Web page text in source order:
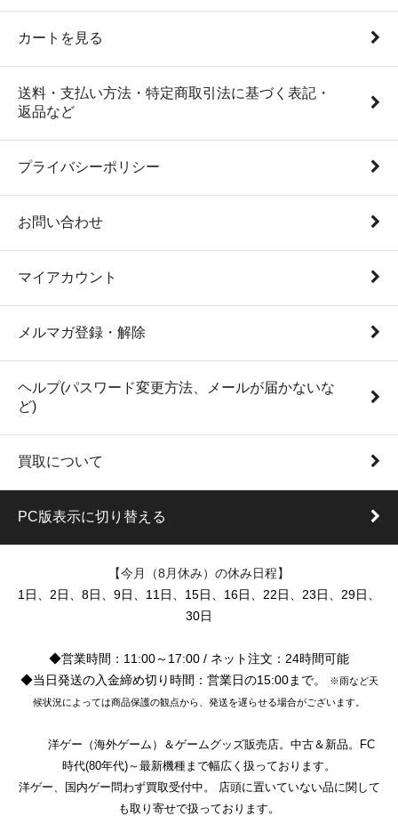
カートを見る
送料・支払い方法・特定商取引法に基づく表記・
返品など
プライバシーポリシー
お問い合わせ
マイアカウント
メルマガ登録・解除
ヘルプ(パスワード変更方法、メールが届かないな
ど)
買取について
PC版表示に切り替える
【今月（8月休み）の休み日程】
1日、2日、8日、9日、11日、15日、16日、22日、23日、29日、
30日
◆営業時間：11:00～17:00 / ネット注文：24時間可能
◆当日発送の入金締め切り時間：営業日の15:00まで。
※雨など天
候状況によっては商品保護の観点から、発送を遅らせる場合がございます。
洋ゲー（海外ゲーム）＆ゲームグッズ販売店。中古＆新品。FC
時代(80年代)～最新機種まで幅広く扱っております。
洋ゲー、国内ゲー問わず買取受付中。 店頭に置いていない品に関して
も取り寄せで扱っております。